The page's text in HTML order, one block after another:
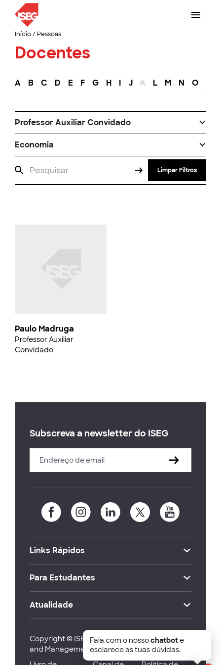
Início/ Pessoas
Docentes
A B C D E F G H I J K L M N O
Professor Auxiliar Convidado
Economia
Limpar Filtros
Paulo Madruga
Professor Auxiliar
Convidado
Subscreva a newsletter do ISEG
Links Rápidos
Para Estudantes
Atualidade
Copyright © ISEG Lisbon School of Economics
and Management 2026
Fala com o nossochatbote
esclarece as tuas dúvidas.